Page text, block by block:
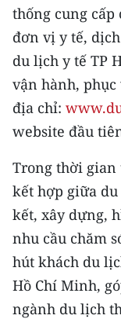
MEDIA CENTER
E-Magazine
Video
Media Chính trị
Media Kinh tế
Media Văn hóa
Media Xã hội
Media Pháp luật
Media Du lịch
thống cung
đơn vị y tế,
du lịch y tế TP
vận hành, phục
địa chỉ:
website đầu
Trong thời gian
kết hợp giữa
kết, xây dựng,
nhu cầu chăm
hút khách du
Hồ Chí Minh,
ngành du lịch